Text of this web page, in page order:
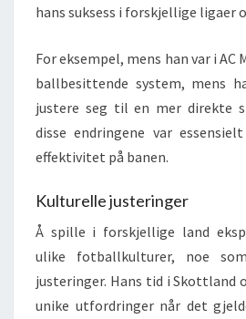
hans suksess i forskjellige ligaer
For eksempel, mens han var i AC
ballbesittende system, mens
justere seg til en mer direkte
disse endringene var
effektivitet på banen.
Kulturelle justeringer
Å spille i forskjellige land
ulike fotballkulturer, noe
justeringer. Hans tid i Skottland
unike utfordringer når det